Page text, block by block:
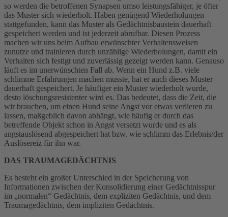
so werden die betroffenen Synapsen umso leistungsfähiger, je öfter
das Muster sich wiederholt. Haben genügend Wiederholungen
stattgefunden, kann das Muster als Gedächtnisbaustein dauerhaft
gespeichert werden und ist jederzeit abrufbar. Diesen Prozess
machen wir uns beim Aufbau erwünschter Verhaltensweisen
zunutze und trainieren durch unzählige Wiederholungen, damit ein
Verhalten sich festigt und zuverlässig gezeigt werden kann. Genauso
läuft es im unerwünschten Fall ab. Wenn ein Hund z.B. viele
schlimme Erfahrungen machen musste, hat er auch dieses Muster
dauerhaft gespeichert. Je häufiger ein Muster wiederholt wurde,
desto löschungsresistenter wird es. Das bedeutet, dass die Zeit, die
wir brauchen, um einen Hund seine Angst vor etwas verlieren zu
lassen, maßgeblich davon abhängt, wie häufig er durch das
betreffende Objekt schon in Angst versetzt wurde und es als
angstauslösend abgespeichert hat bzw. wie schlimm das Erlebnis/der
Auslösereiz für ihn war.
DAS TRAUMAGEDÄCHTNIS
Es besteht ein großer Unterschied in der Speicherung von
Informationen zwischen der Konsolidierung einer Gedächtnisspur
im „normalen“ Gedächtnis, dem expliziten Gedächtnis, und dem
Traumagedächtnis, dem impliziten Gedächtnis.